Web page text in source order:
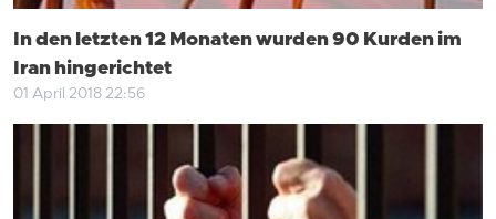
In den letzten 12 Monaten wurden 90 Kurden im
Iran hingerichtet
01 April 2018 22:56